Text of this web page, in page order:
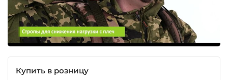
Купить в розницу